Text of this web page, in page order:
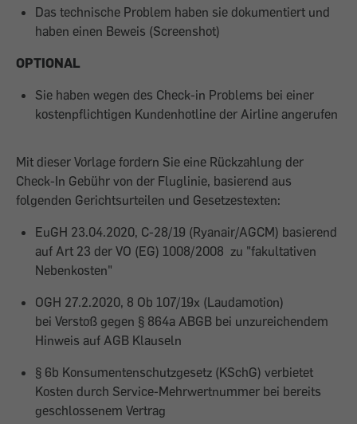
Das technische Problem haben sie dokumentiert und
haben einen Beweis (Screenshot)
OPTIONAL
Sie haben wegen des Check-in Problems bei einer
kostenpflichtigen Kundenhotline der Airline angerufen
Mit dieser Vorlage fordern Sie eine Rückzahlung der
Check-In Gebühr von der Fluglinie, basierend aus
folgenden Gerichtsurteilen und Gesetzestexten:
EuGH 23.04.2020, C-28/19 (Ryanair/AGCM) basierend
auf Art 23 der VO (EG) 1008/2008 zu "fakultativen
Nebenkosten"
OGH 27.2.2020, 8 Ob 107/19x (Laudamotion)
bei Verstoß gegen § 864a ABGB bei unzureichendem
Hinweis auf AGB Klauseln
§ 6b Konsumentenschutzgesetz (KSchG) verbietet
Kosten durch Service-Mehrwertnummer bei bereits
geschlossenem Vertrag